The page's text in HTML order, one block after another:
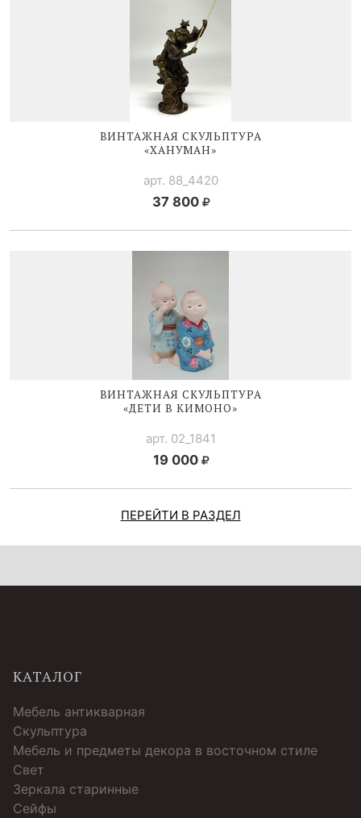
ВИНТАЖНАЯ СКУЛЬПТУРА
«ХАНУМАН»
арт. 88_4420
37 800
ВИНТАЖНАЯ СКУЛЬПТУРА
«ДЕТИ В КИМОНО»
арт. 02_1841
19 000
ПЕРЕЙТИ В РАЗДЕЛ
КАТАЛОГ
Мебель антикварная
Скульптура
Мебель и предметы декора в восточном стиле
Свет
Зеркала старинные
Cейфы